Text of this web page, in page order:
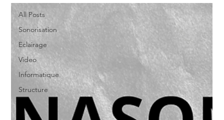
All Posts
Sonorisation
Eclairage
Video
Informatique
Structure